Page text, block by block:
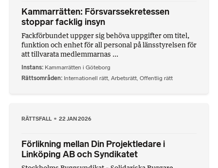
Kammarrätten: Försvarssekretessen
stoppar facklig insyn
Fackförbundet uppger sig behöva uppgifter om titel,
funktion och enhet för all personal på länsstyrelsen för
att tillvarata medlemmarnas ...
Instans Kammarrätten i Göteborg
Rättsområden Internationell rätt Arbetsrätt Offentlig rätt
RÄTTSFALL 22 JAN 2026
Förlikning mellan Din Projektledare i
Linköping AB och Syndikatet